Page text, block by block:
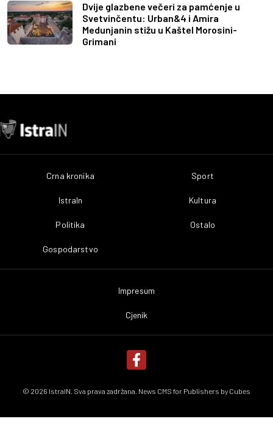
Dvije glazbene večeri za pamćenje u
Svetvinčentu: Urban&4 i Amira
Medunjanin stižu u Kaštel Morosini-
Grimani
Crna kronika
IstraIn
Politika
Gospodarstvo
Sport
Kultura
Ostalo
Impresum
Cjenik
© 2026 IstraIN. Sva prava zadržana. News CMS for Publishers by Cubes